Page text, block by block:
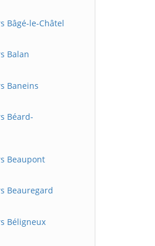
Bâgé-le-Châtel
Balan
Baneins
Béard-
Beaupont
Beauregard
Béligneux